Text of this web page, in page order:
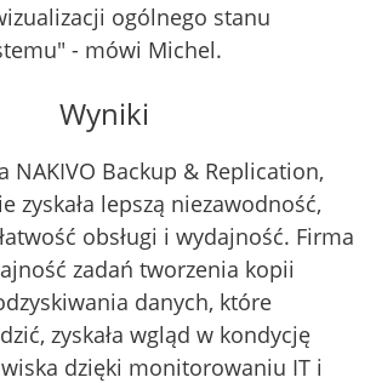
ogólnego stanu
- mówi Michel.
Wyniki
NAKIVO Backup & Replication,
zyskała lepszą niezawodność,
obsługi i wydajność. Firma
zadań tworzenia kopii
danych, które
zyskała wgląd w kondycję
dzięki monitorowaniu IT i